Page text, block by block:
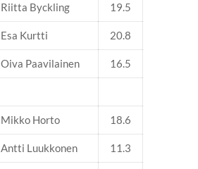
Riitta Byckling 19.5
Esa Kurtti 20.8
Oiva Paavilainen 16.5
Mikko Horto 18.6
Antti Luukkonen 11.3